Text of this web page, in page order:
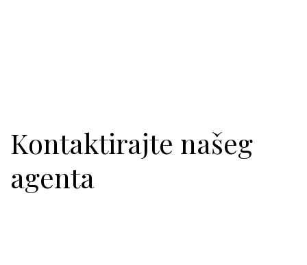
Kontaktirajte našeg
agenta